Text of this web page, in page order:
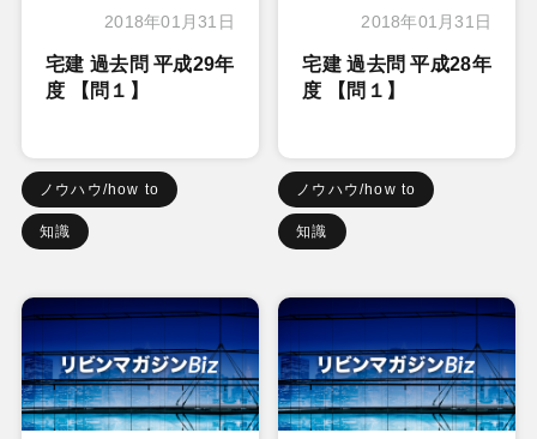
2018年01月31日
宅建 過去問 平成29年
度 【問１】
ノウハウ/how to
知識
2018年01月31日
宅建 過去問 平成28年
度 【問１】
ノウハウ/how to
知識